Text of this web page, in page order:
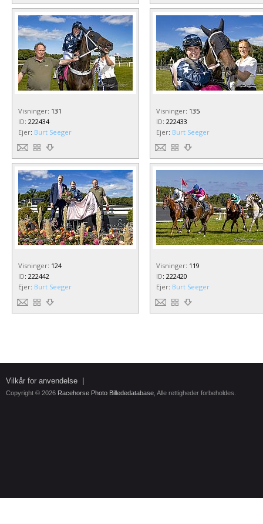
Visninger: 131
ID: 222434
Ejer: Burt Seeger
Visninger: 135
ID: 222433
Ejer: Burt Seeger
Visninger: 124
ID: 222442
Ejer: Burt Seeger
Visninger: 119
ID: 222420
Ejer: Burt Seeger
Vilkår for anvendelse
Copyright © 2026 Racehorse Photo Billededatabase , Alle rettigheder forbeholdes.